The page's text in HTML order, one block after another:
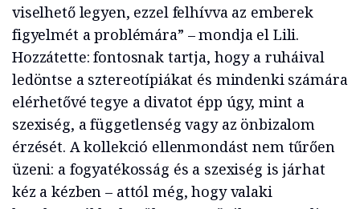
viselhető legyen, ezzel felhívva az emberek
figyelmét a problémára” – mondja el Lili.
Hozzátette: fontosnak tartja, hogy a ruháival
ledöntse a sztereotípiákat és mindenki számára
elérhetővé tegye a divatot épp úgy, mint a
szexiség, a függetlenség vagy az önbizalom
érzését. A kollekció ellenmondást nem tűrően
üzeni: a fogyatékosság és a szexiség is járhat
kéz a kézben – attól még, hogy valaki